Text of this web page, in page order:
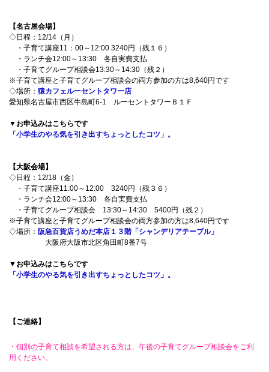
【名古屋会場】
◇日程：12/14（月）
・子育て講座11：00～12:00 3240円（残１６）
・ランチ会12:00～13:30 各自実費支払
・子育てグループ相談会13:30～14:30（残２）
※子育て講座と子育てグループ相談会の両方参加の方は8,640円です
◇場所： 猿カフェルーセントタワー店
愛知県名古屋市西区牛島町6‐1 ルーセントタワーＢ１Ｆ
▼お申込みはこちらです
「小学生のやる気を引き出すちょっとしたコツ」。
【大阪会場】
◇日程：12/18（金）
・子育て講座11:00～12:00 3240円（残３６）
・ランチ会12:00～13:30 各自実費支払
・子育てグループ相談会 13:30～14:30 5400円（残２）
※子育て講座と子育てグループ相談会の両方参加の方は8,640円です
◇場所： 阪急百貨店うめだ本店１３階「シャンデリアテーブル」
大阪府大阪市北区角田町8番7号
▼お申込みはこちらです
「小学生のやる気を引き出すちょっとしたコツ」。
【ご連絡】
・個別の子育て相談を希望される方は、午後の子育てグループ相談会をご利
用ください。